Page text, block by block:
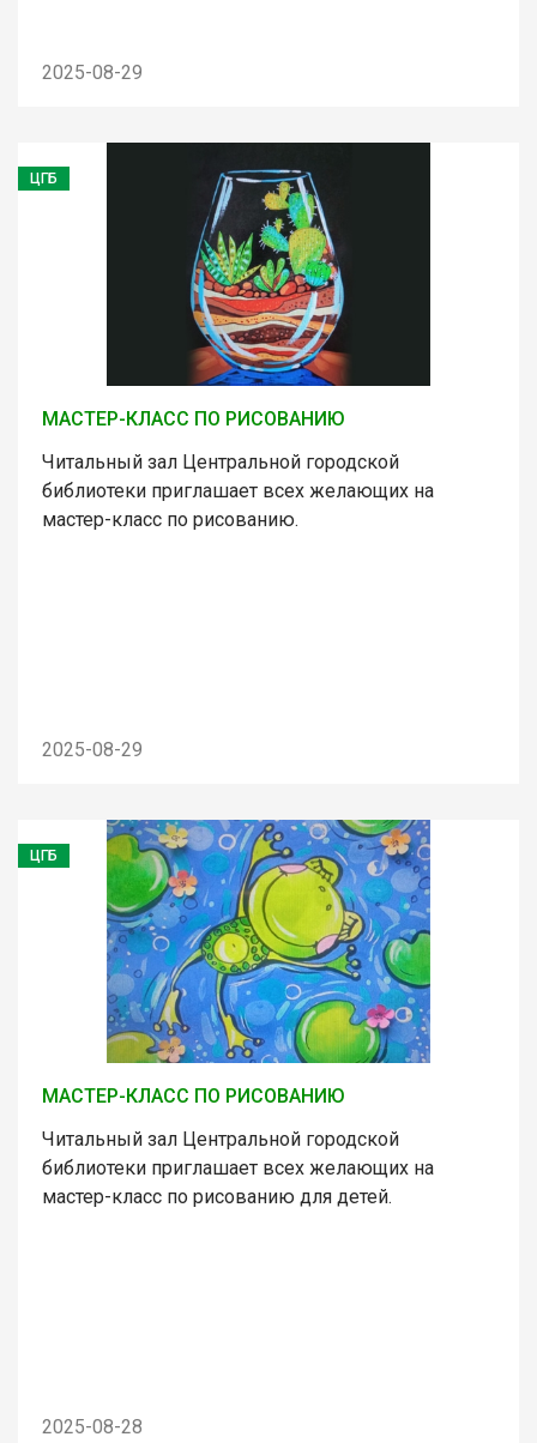
2025-08-29
ЦГБ
МАСТЕР-КЛАСС ПО РИСОВАНИЮ
Читальный зал Центральной городской
библиотеки приглашает всех желающих на
мастер-класс по рисованию.
2025-08-29
ЦГБ
МАСТЕР-КЛАСС ПО РИСОВАНИЮ
Читальный зал Центральной городской
библиотеки приглашает всех желающих на
мастер-класс по рисованию для детей.
2025-08-28